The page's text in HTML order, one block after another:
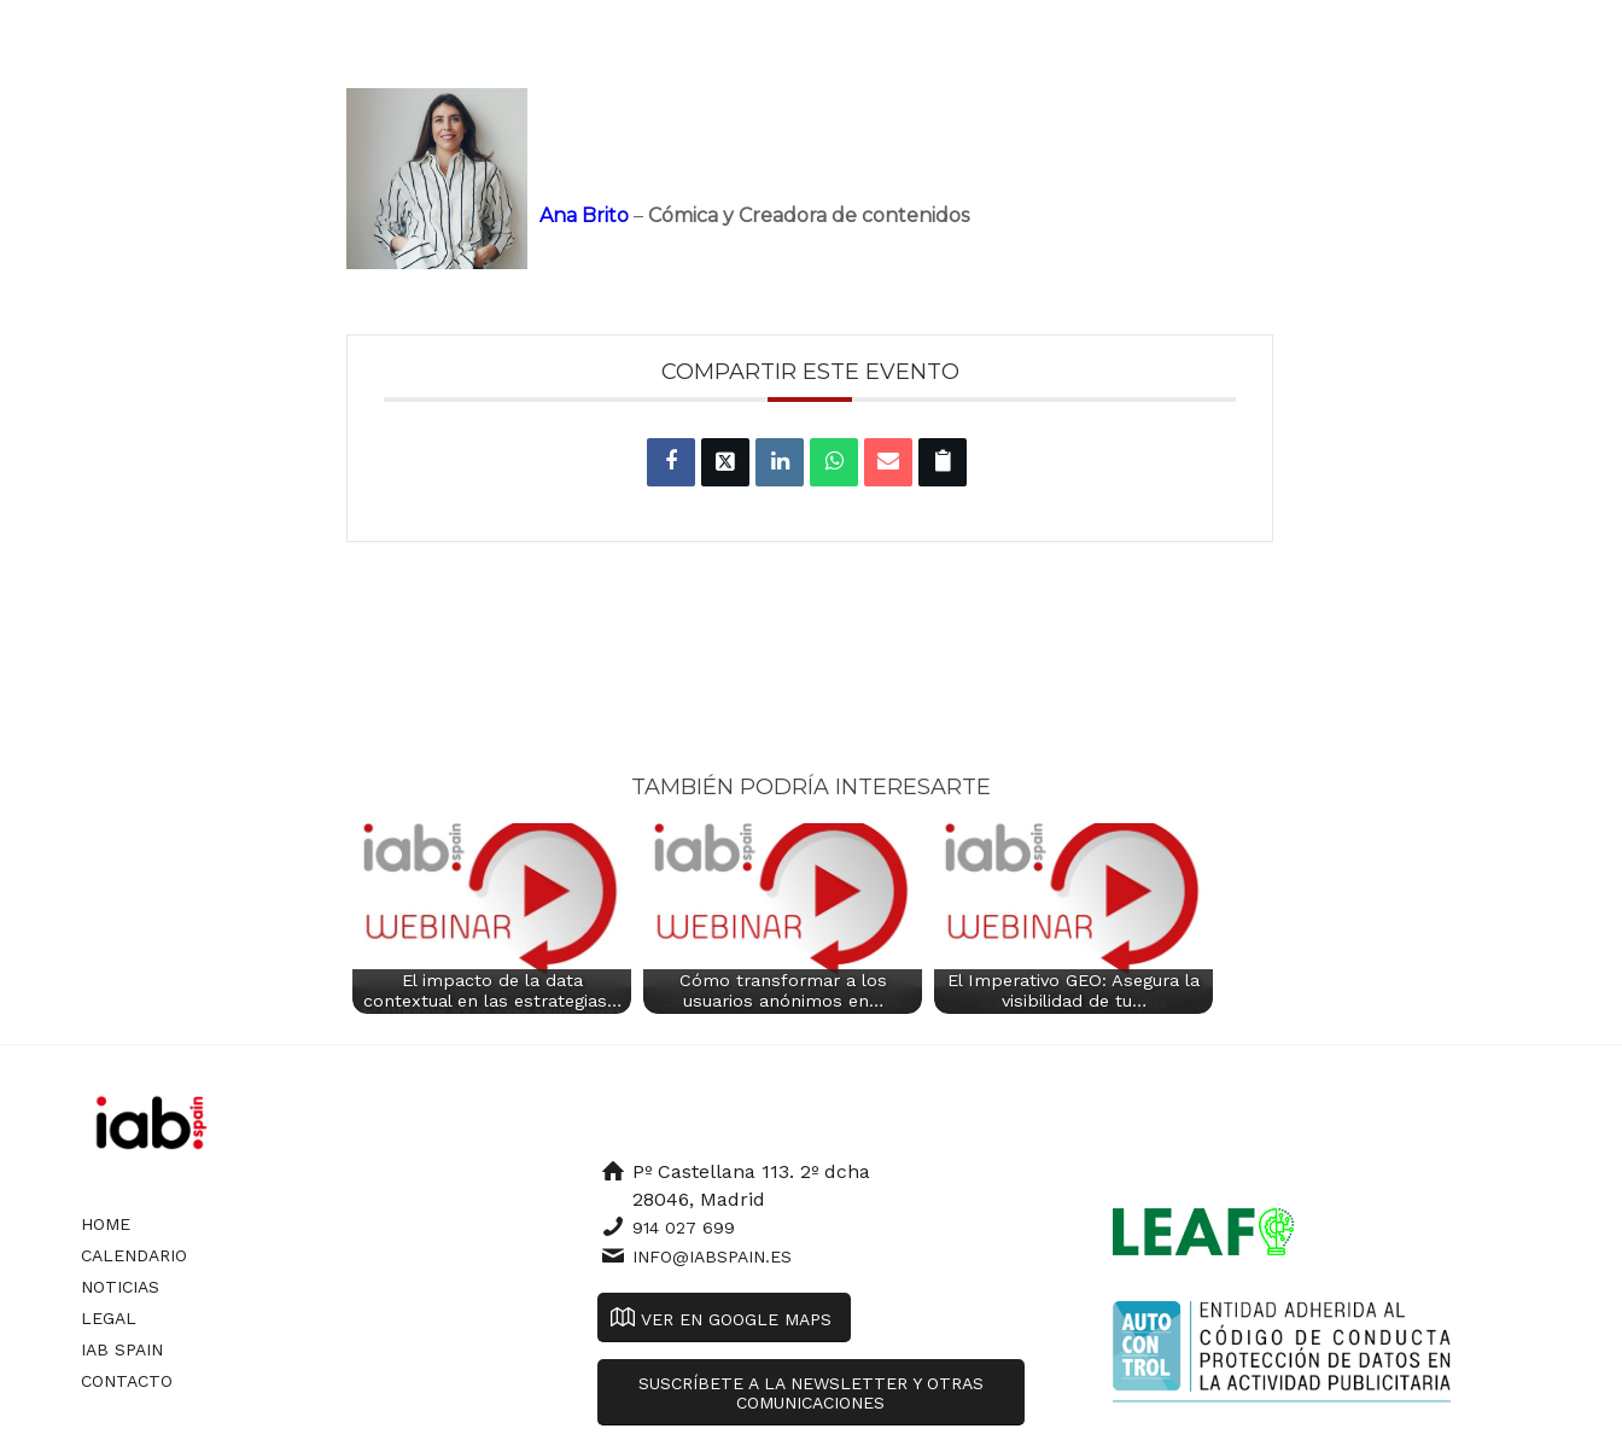
Ana Brito – Cómica y Creadora de contenidos
COMPARTIR ESTE EVENTO
TAMBIÉN PODRÍA INTERESARTE
El impacto de la data
contextual en las estrategias…
Cómo transformar a los
usuarios anónimos en…
El Imperativo GEO: Asegura la
visibilidad de tu…
HOME
CALENDARIO
NOTICIAS
LEGAL
IAB SPAIN
CONTACTO
Pº Castellana 113. 2º dcha
28046, Madrid
914 027 699
INFO@IABSPAIN.ES
VER EN GOOGLE MAPS
SUSCRÍBETE A LA NEWSLETTER Y OTRAS
COMUNICACIONES